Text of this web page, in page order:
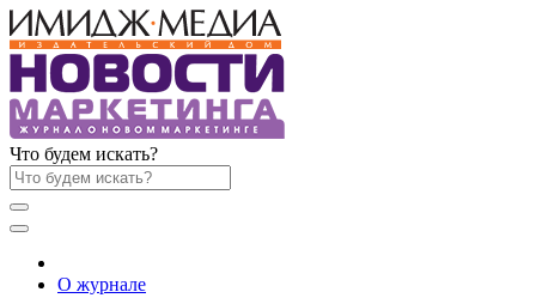
Что будем искать?
О журнале